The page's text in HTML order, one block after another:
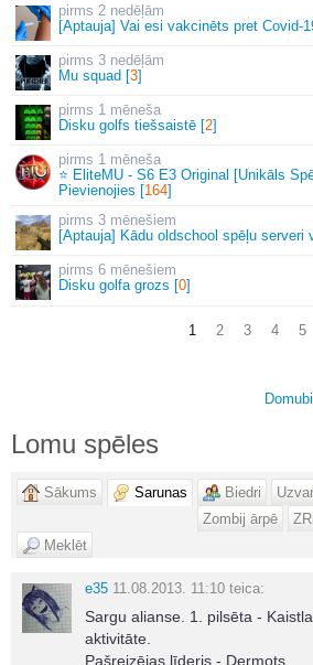
2 nedēļām
[Aptauja] Vai esi vakcinēts pret Covid-
3 nedēļām
Mu squad [3]
1 mēneša
Disku golfs tiešsaistē [2]
1 mēneša
⭐ EliteMU - S6 E3 Original [Unikāls
Pievienojies [164]
3 mēnešiem
[Aptauja] Kādu oldschool spēļu serveri
6 mēnešiem
Disku golfa grozs [0]
1 2 3 4 5
Lomu spēles
Sākums Sarunas Biedri
Zombij ārpē
Meklēt
e35 11.08.2013. 11:10 teica:
Sargu alianse. 1. pilsēta -
aktivitāte.
Pašreizējas līderis - Dermots